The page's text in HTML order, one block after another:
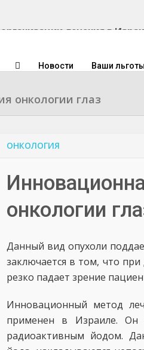
Новости Ваши льготы
онкологии глаз
ОНКОЛОГИЯ
онкологии
Данный вид опухоли
заключается в том, что
резко падает зрение
Инновационный метод
применен в Израиле. Он
радиоактивным йодом.